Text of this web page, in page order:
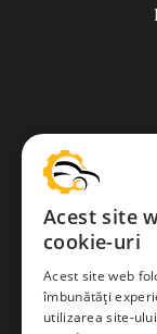
Acest site
cookie-uri
Acest site web
îmbunătăți
utilizarea site-